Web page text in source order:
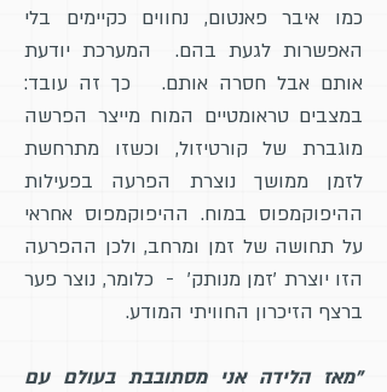
כמו איבר פאנטום, נחווים כקיימים בלי
האפשרות לגעת בהם. המערכת יודעת
אותם אבל חסרה אותם. כך זה עובד:
במצבים טראומטיים המוח מייצר הפרשה
מוגברת של קורטיזול, וכשזו מתרחשת
לזמן ממושך נוצרת הפרעה בפעילות
ההיפוקמפוס במוח. ההיפוקמפוס אחראי
על תחושה של זמן ומרחב, ולכן ההפרעה
הזו יוצרת 'זמן מנותק' - כלומר, נוצר פער
ברצף הזיכרון החוויתי המודע.
"מאז הלידה אני מסתובבת בעולם עם